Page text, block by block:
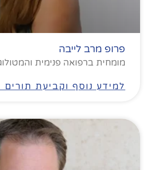
פרופ מרב לייבה
מומחית ברפואה פנימית והמטולוגיה
למידע נוסף וקביעת תורים »